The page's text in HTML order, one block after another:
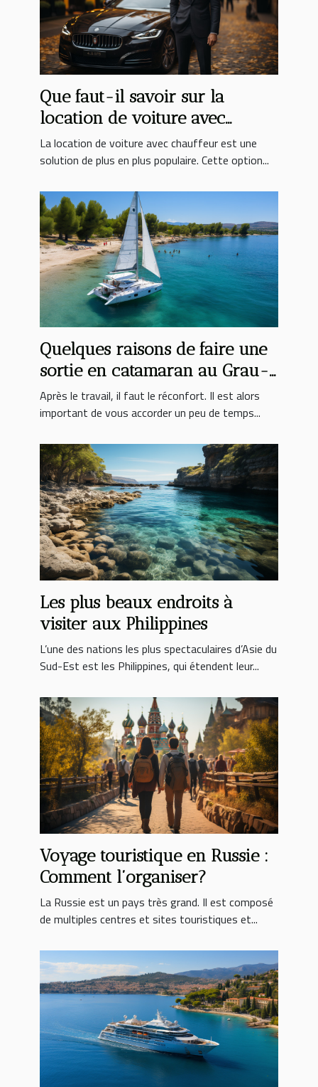
Que faut-il savoir sur la
location de voiture avec
chauffeur ?
La location de voiture avec chauffeur est une
solution de plus en plus populaire. Cette option...
Quelques raisons de faire une
sortie en catamaran au Grau-
du-Roi
Après le travail, il faut le réconfort. Il est alors
important de vous accorder un peu de temps...
Les plus beaux endroits à
visiter aux Philippines
L’une des nations les plus spectaculaires d’Asie du
Sud-Est est les Philippines, qui étendent leur...
Voyage touristique en Russie :
Comment l’organiser?
La Russie est un pays très grand. Il est composé
de multiples centres et sites touristiques et...